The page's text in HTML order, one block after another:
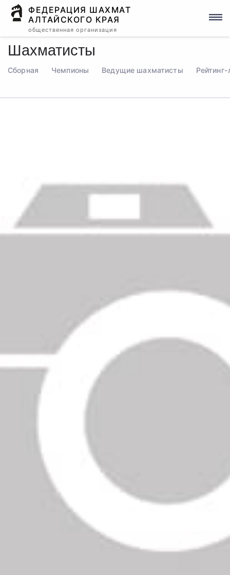
ФЕДЕРАЦИЯ ШАХМАТ
АЛТАЙСКОГО КРАЯ
общественная организация
Шахматисты
Сборная Чемпионы Ведущие шахматисты Рейтинг-